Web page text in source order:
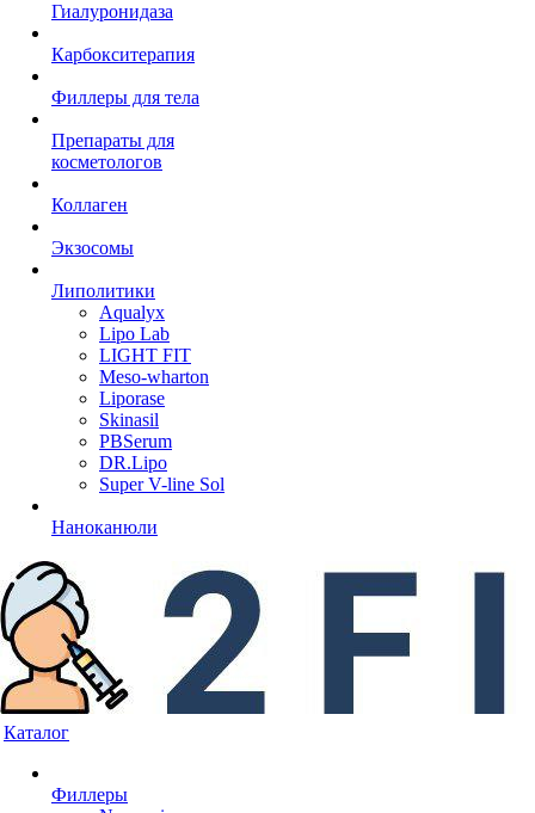
Гиалуронидаза
Карбокситерапия
Филлеры для тела
Препараты для
косметологов
Коллаген
Экзосомы
Липолитики
Aqualyx
Lipo Lab
LIGHT FIT
Meso-wharton
Liporase
Skinasil
PBSerum
DR.Lipo
Super V-line Sol
Наноканюли
Каталог
Филлеры